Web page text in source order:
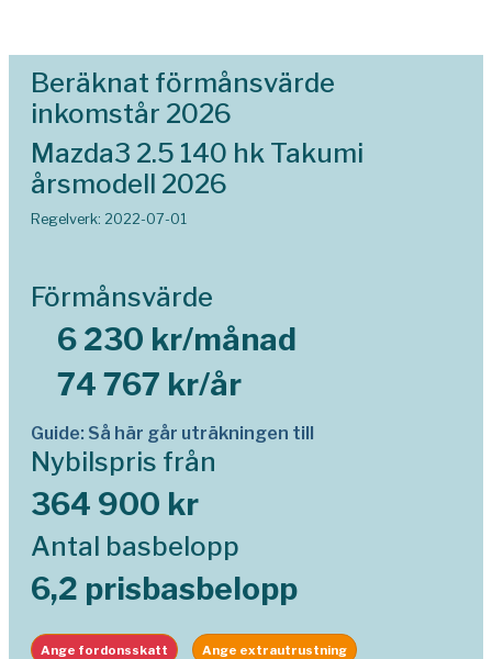
Beräknat förmånsvärde
inkomstår 2026
Mazda3 2.5 140 hk Takumi
årsmodell 2026
Regelverk: 2022-07-01
Förmånsvärde
6 230 kr/månad
74 767 kr/år
Guide: Så här går uträkningen till
Nybilspris från
364 900 kr
Antal basbelopp
6,2 prisbasbelopp
Ange fordonsskatt Ange extrautrustning